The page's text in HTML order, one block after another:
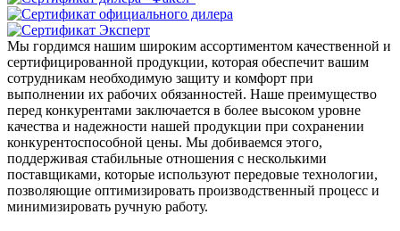
Мы гордимся нашим широким ассортиментом качественной и
сертифицированной продукции, которая обеспечит вашим
сотрудникам необходимую защиту и комфорт при
выполнении их рабочих обязанностей. Наше преимущество
перед конкурентами заключается в более высоком уровне
качества и надежности нашей продукции при сохранении
конкурентоспособной цены. Мы добиваемся этого,
поддерживая стабильные отношения с несколькими
поставщиками, которые используют передовые технологии,
позволяющие оптимизировать производственный процесс и
минимизировать ручную работу.